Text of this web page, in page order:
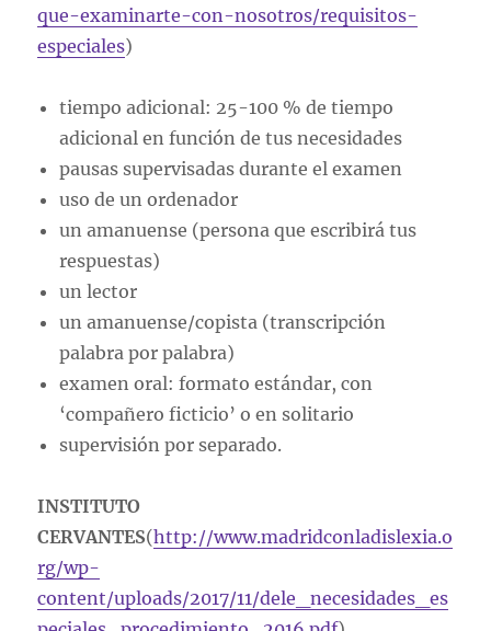
que-examinarte-con-nosotros/requisitos-
especiales)
tiempo adicional: 25-100 % de tiempo
adicional en función de tus necesidades
pausas supervisadas durante el examen
uso de un ordenador
un amanuense (persona que escribirá tus
respuestas)
un lector
un amanuense/copista (transcripción
palabra por palabra)
examen oral: formato estándar, con
‘compañero ficticio’ o en solitario
supervisión por separado.
INSTITUTO
CERVANTES(http://www.madridconladislexia.o
rg/wp-
content/uploads/2017/11/dele_necesidades_es